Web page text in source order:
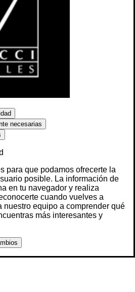
necesarias
para que podamos ofrecerte la
posible. La información de
en tu navegador y realiza
cuando vuelves a
nuestro equipo a comprender qué
más interesantes y